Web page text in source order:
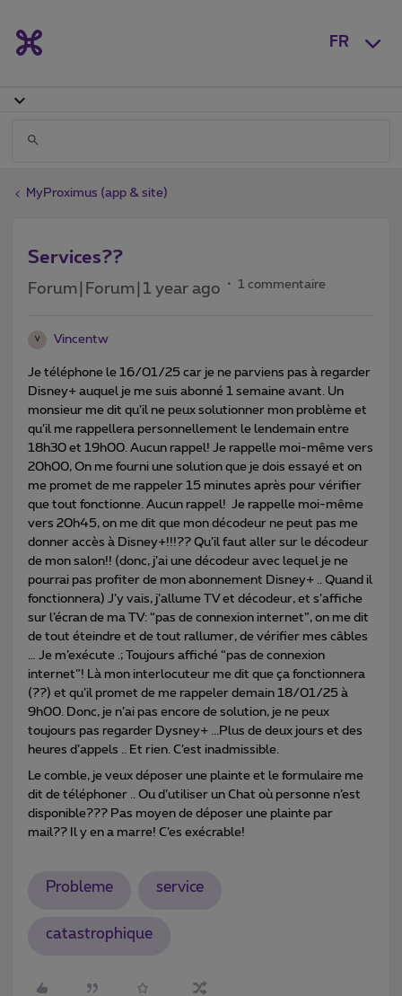
FR
MyProximus (app & site)
Services??
Forum|Forum|1 year ago 1 commentaire
V Vincentw
Je téléphone le 16/01/25 car je ne parviens pas à regarder
Disney+ auquel je me suis abonné 1 semaine avant. Un
monsieur me dit qu’il ne peux solutionner mon problème et
qu’il me rappellera personnellement le lendemain entre
18h30 et 19h00. Aucun rappel! Je rappelle moi-même vers
20h00, On me fourni une solution que je dois essayé et on
me promet de me rappeler 15 minutes après pour vérifier
que tout fonctionne. Aucun rappel! Je rappelle moi-même
vers 20h45, on me dit que mon décodeur ne peut pas me
donner accès à Disney+!!!?? Qu’il faut aller sur le décodeur
de mon salon!! (donc, j’ai une décodeur avec lequel je ne
pourrai pas profiter de mon abonnement Disney+ .. Quand il
fonctionnera) J’y vais, j’allume TV et décodeur, et s’affiche
sur l’écran de ma TV: “pas de connexion internet”, on me dit
de tout éteindre et de tout rallumer, de vérifier mes câbles
… Je m’exécute .; Toujours affiché “pas de connexion
internet”! Là mon interlocuteur me dit que ça fonctionnera
(??) et qu’il promet de me rappeler demain 18/01/25 à
9h00. Donc, je n’ai pas encore de solution, je ne peux
toujours pas regarder Dysney+ ...Plus de deux jours et des
heures d’appels .. Et rien. C’est inadmissible.
Le comble, je veux déposer une plainte et le formulaire me
dit de téléphoner .. Ou d’utiliser un Chat où personne n’est
disponible??? Pas moyen de déposer une plainte par
mail?? Il y en a marre! C’es exécrable!
Probleme service
catastrophique